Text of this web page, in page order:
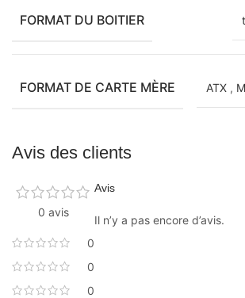
FORMAT DU BOITIER
FORMAT DE CARTE MÈRE ATX ,
Avis des clients
0 avis
0
0
0
Avis
Il n’y a pas encore d’avis.